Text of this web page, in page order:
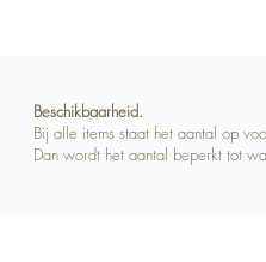
Beschikbaarheid.
Bij alle items staat het aantal op
Dan wordt het aantal beperkt tot